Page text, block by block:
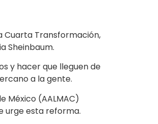
Cuarta Transformación,
Sheinbaum.
y hacer que lleguen de
a la gente.
México (AALMAC)
urge esta reforma.